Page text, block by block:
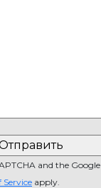
and the Google
Service apply.